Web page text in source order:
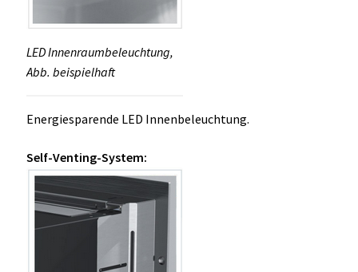
LED Innenraumbeleuchtung,
Abb. beispielhaft
Energiesparende LED Innenbeleuchtung.
Self-Venting-System: